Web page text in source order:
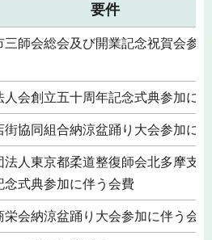
要件
三師会総会及び開業記念祝賀会参
人会創立五十周年記念式典参加に
街協同組合納涼盆踊り大会参加に
法人東京都柔道整復師会北多摩支
念式典参加に伴う会費
栄会納涼盆踊り大会参加に伴う会費